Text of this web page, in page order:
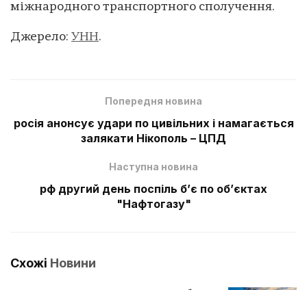
міжнародного транспортного сполучення.
Джерело: УНН.
Попередня новина
росія анонсує удари по цивільних і намагається
залякати Нікополь – ЦПД
Наступна новина
рф другий день поспіль б’є по об’єктах
"Нафтогазу"
Схожі Новини